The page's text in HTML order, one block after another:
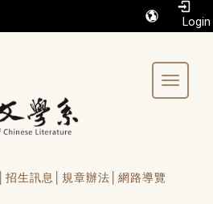
Toggle
招生訊息│ 規章辦法│ 網路導覽